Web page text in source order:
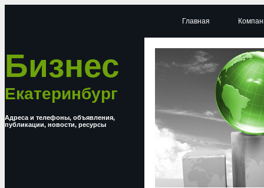
Бизнес
Екатеринбург
Адреса и телефоны, объявления,
публикации, новости, ресурсы
Главная